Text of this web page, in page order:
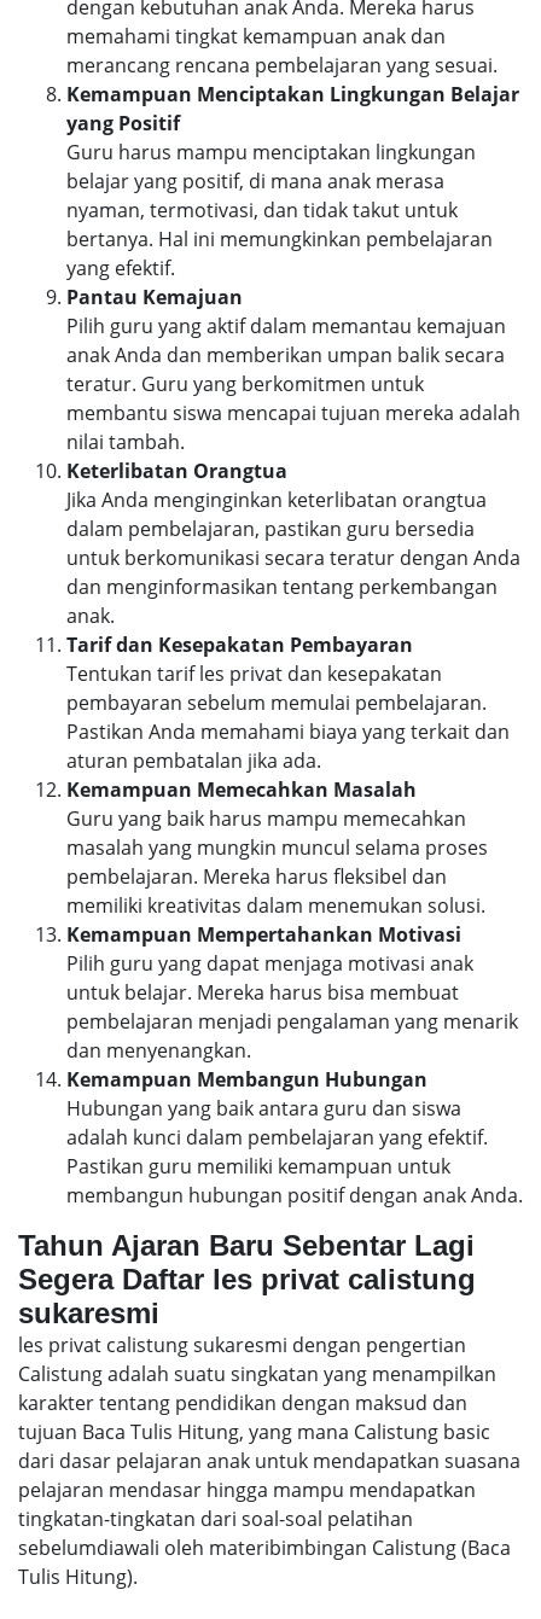
dengan kebutuhan anak Anda. Mereka harus
memahami tingkat kemampuan anak dan
merancang rencana pembelajaran yang sesuai.
Kemampuan Menciptakan Lingkungan Belajar
yang Positif
Guru harus mampu menciptakan lingkungan
belajar yang positif, di mana anak merasa
nyaman, termotivasi, dan tidak takut untuk
bertanya. Hal ini memungkinkan pembelajaran
yang efektif.
Pantau Kemajuan
Pilih guru yang aktif dalam memantau kemajuan
anak Anda dan memberikan umpan balik secara
teratur. Guru yang berkomitmen untuk
membantu siswa mencapai tujuan mereka adalah
nilai tambah.
Keterlibatan Orangtua
Jika Anda menginginkan keterlibatan orangtua
dalam pembelajaran, pastikan guru bersedia
untuk berkomunikasi secara teratur dengan Anda
dan menginformasikan tentang perkembangan
anak.
Tarif dan Kesepakatan Pembayaran
Tentukan tarif les privat dan kesepakatan
pembayaran sebelum memulai pembelajaran.
Pastikan Anda memahami biaya yang terkait dan
aturan pembatalan jika ada.
Kemampuan Memecahkan Masalah
Guru yang baik harus mampu memecahkan
masalah yang mungkin muncul selama proses
pembelajaran. Mereka harus fleksibel dan
memiliki kreativitas dalam menemukan solusi.
Kemampuan Mempertahankan Motivasi
Pilih guru yang dapat menjaga motivasi anak
untuk belajar. Mereka harus bisa membuat
pembelajaran menjadi pengalaman yang menarik
dan menyenangkan.
Kemampuan Membangun Hubungan
Hubungan yang baik antara guru dan siswa
adalah kunci dalam pembelajaran yang efektif.
Pastikan guru memiliki kemampuan untuk
membangun hubungan positif dengan anak Anda.
Tahun Ajaran Baru Sebentar Lagi
Segera Daftar les privat calistung
sukaresmi
les privat calistung sukaresmi dengan pengertian
Calistung adalah suatu singkatan yang menampilkan
karakter tentang pendidikan dengan maksud dan
tujuan Baca Tulis Hitung, yang mana Calistung basic
dari dasar pelajaran anak untuk mendapatkan suasana
pelajaran mendasar hingga mampu mendapatkan
tingkatan-tingkatan dari soal-soal pelatihan
sebelumdiawali oleh materibimbingan Calistung (Baca
Tulis Hitung).